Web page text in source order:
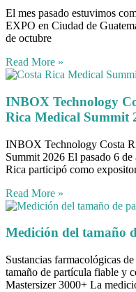
El mes pasado estuvimos
EXPO en Ciudad de
de octubre
Read More »
INBOX Technology
Rica Medical Summit
INBOX Technology Costa
Summit 2026 El pasado 6
Rica participó como
Read More »
Medición del tamaño
Sustancias farmacológicas
tamaño de partícula fiable y
Mastersizer 3000+ La